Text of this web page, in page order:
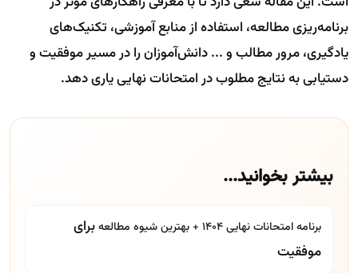
برنامه‌ریزی مطالعه، استفاده از منابع آموزشی، تکنیک‌های
یادگیری، مرور مطالب و ... دانش‌آموزان را در مسیر موفقیت و
دستیابی به نتایج مطلوب در امتحانات نهایی یاری دهد.
بیشتر بخوانید...
برنامه امتحانات نهایی ۱۴۰۴ + بهترین شیوه مطالعهبرای
موفقیت